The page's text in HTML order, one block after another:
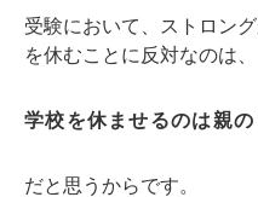
受験において、ストロン
を休むことに反対なのは、
学校を休ませるのは親の
だと思うからです。